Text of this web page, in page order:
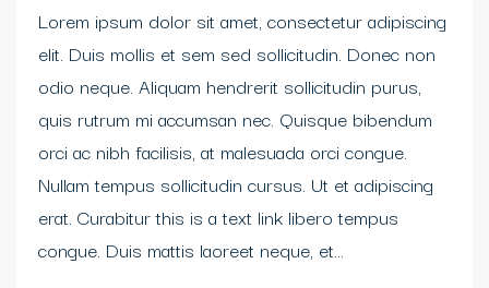
Lorem ipsum dolor sit amet, consectetur adipiscing
elit. Duis mollis et sem sed sollicitudin. Donec non
odio neque. Aliquam hendrerit sollicitudin purus,
quis rutrum mi accumsan nec. Quisque bibendum
orci ac nibh facilisis, at malesuada orci congue.
Nullam tempus sollicitudin cursus. Ut et adipiscing
erat. Curabitur this is a text link libero tempus
congue. Duis mattis laoreet neque, et...